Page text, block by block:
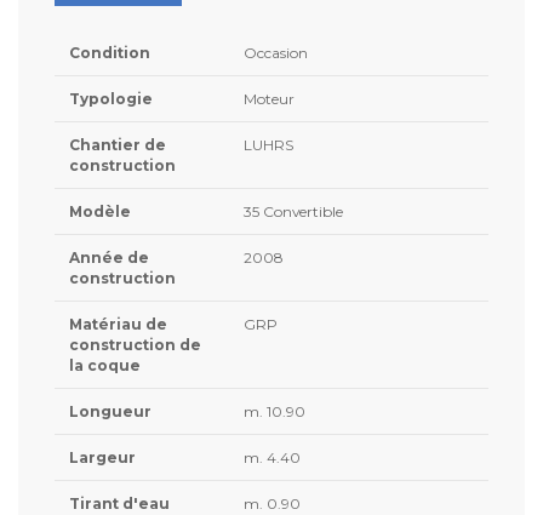
Condition Occasion
Typologie Moteur
Chantier de
construction
LUHRS
Modèle 35 Convertible
Année de
construction
2008
Matériau de
construction de
la coque
GRP
Longueur m. 10.90
Largeur m. 4.40
Tirant d'eau m. 0.90